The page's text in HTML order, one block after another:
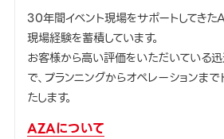
30年間イベント現場をサポートしてき
現場経験を蓄積しています。
お客様から高い評価をいただいている
で、プランニングからオペレーションま
たします。
AZAについて